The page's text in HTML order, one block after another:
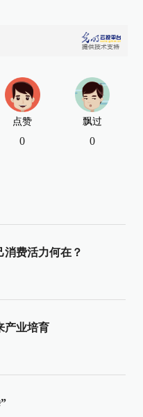
点赞
0
飘过
0
消费活力何在？
产业培育